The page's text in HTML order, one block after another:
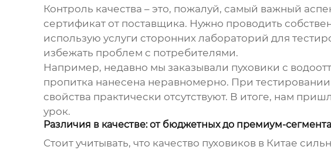
Контроль качества – это, пожалуй, самый важный
сертификат от поставщика. Нужно проводить
использую услуги сторонних лабораторий для
избежать проблем с потребителями.
Например, недавно мы заказывали пуховики с
пропитка нанесена неравномерно. При
свойства практически отсутствуют. В итоге, нам
урок.
Различия в качестве: от бюджетных до премиум-сегмента
Стоит учитывать, что качество пуховиковв Китае